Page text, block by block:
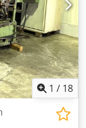
iletişime
bekliyoruz.
1 / 18